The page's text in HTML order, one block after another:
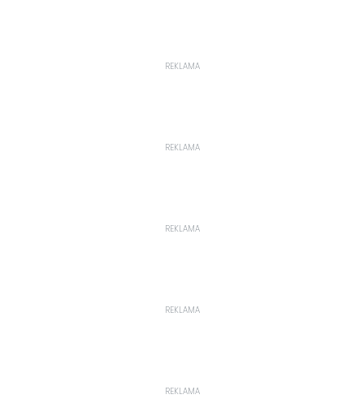
REKLAMA
REKLAMA
REKLAMA
REKLAMA
REKLAMA